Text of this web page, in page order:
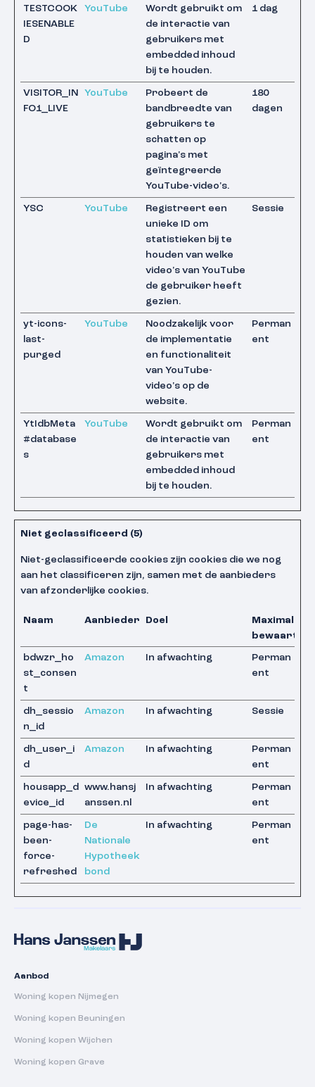
TESTCOOK
IESENABLE
D
YouTube
Wordt gebruikt om
de interactie van
gebruikers met
embedded inhoud
bij te houden.
1 dag
VISITOR_IN
FO1_LIVE
YouTube
Probeert de
bandbreedte van
gebruikers te
schatten op
pagina's met
geïntegreerde
YouTube-video's.
180
dagen
YSC YouTube
Registreert een
unieke ID om
statistieken bij te
houden van welke
video's van YouTube
de gebruiker heeft
gezien.
Sessie
yt-icons-
last-
purged
YouTube
Noodzakelijk voor
de implementatie
en functionaliteit
van YouTube-
video's op de
website.
Perman
ent
YtIdbMeta
#database
s
YouTube
Wordt gebruikt om
de interactie van
gebruikers met
embedded inhoud
bij te houden.
Perman
ent
Niet geclassificeerd (5)
Niet-geclassificeerde cookies zijn cookies die we nog
aan het classificeren zijn, samen met de aanbieders
van afzonderlijke cookies.
Naam Aanbieder Doel
Maximale
bdwzr_ho
st_consen
t
Amazon In afwachting
Perman
ent
dh_sessio
n_id
Amazon In afwachting Sessie
dh_user_i
d
Amazon In afwachting
Perman
ent
housapp_d
evice_id
www.hansj
anssen.nl
In afwachting
Perman
ent
page-has-
been-
force-
refreshed
De
Nationale
Hypotheek
bond
In afwachting
Perman
ent
Aanbod
Woning kopen Nijmegen
Woning kopen Beuningen
Woning kopen Wijchen
Woning kopen Grave